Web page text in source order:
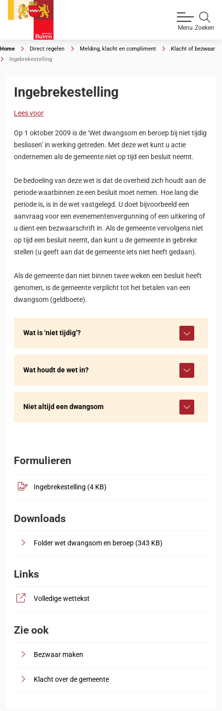
Menu Zoeken
Home Direct regelen Melding, klacht en compliment
Klacht of bezwaar
Ingebrekestelling
Ingebrekestelling
Lees voor
Op 1 oktober 2009 is de ‘Wet dwangsom en beroep bij niet tijdig
beslissen’ in werking getreden. Met deze wet kunt u actie
ondernemen als de gemeente niet op tijd een besluit neemt.
De bedoeling van deze wet is dat de overheid zich houdt aan de
periode waarbinnen ze een besluit moet nemen. Hoe lang die
periode is, is in de wet vastgelegd. U doet bijvoorbeeld een
aanvraag voor een evenementenvergunning of een uitkering of
u dient een bezwaarschrift in. Als de gemeente vervolgens niet
op tijd een besluit neemt, dan kunt u de gemeente in gebreke
stellen (u geeft aan dat de gemeente iets niet heeft gedaan).
Als de gemeente dan niet binnen twee weken een besluit heeft
genomen, is de gemeente verplicht tot het betalen van een
dwangsom (geldboete).
Wat is ‘niet tijdig’?
Wat houdt de wet in?
Niet altijd een dwangsom
Formulieren
Ingebrekestelling .pdf
(4 KB)
, opent in nieuw tabblad
Downloads
Folder wet dwangsom en beroep (343 KB)
Links
Volledige wettekst
Zie ook
Bezwaar maken
Klacht over de gemeente